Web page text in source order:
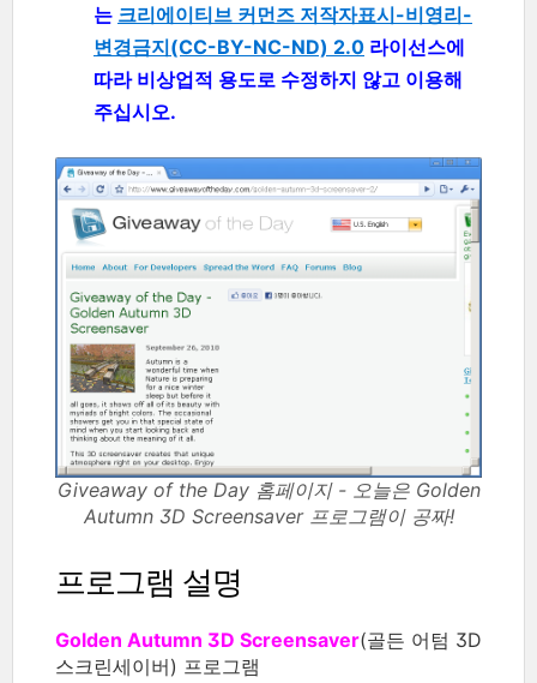
는 크리에이티브 커먼즈 저작자표시-비영리-
변경금지(CC-BY-NC-ND) 2.0 라이선스에
따라 비상업적 용도로 수정하지 않고 이용해
주십시오.
Giveaway of the Day 홈페이지 - 오늘은 Golden
Autumn 3D Screensaver 프로그램이 공짜!
프로그램 설명
Golden Autumn 3D Screensaver(골든 어텀 3D
스크린세이버) 프로그램